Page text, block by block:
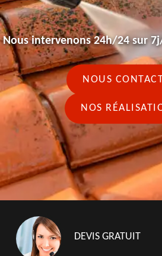
Nous intervenons 24h/24 sur
NOUS
NOS
DEVIS GRATUIT